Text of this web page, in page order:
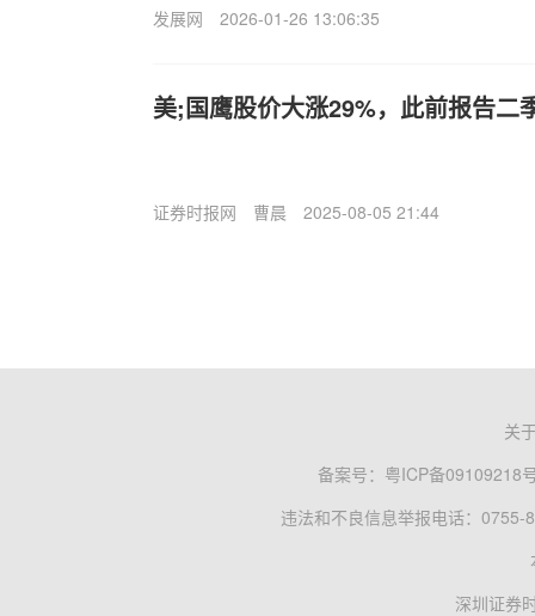
发展网 2026-01-26 13:06:35
美;国鹰股价大涨29%，此前报告二
证券时报网 曹晨 2025-08-05 21:44
关
备案号： 粤ICP备09109218
违法和不良信息举报电话：0755-
深圳证券